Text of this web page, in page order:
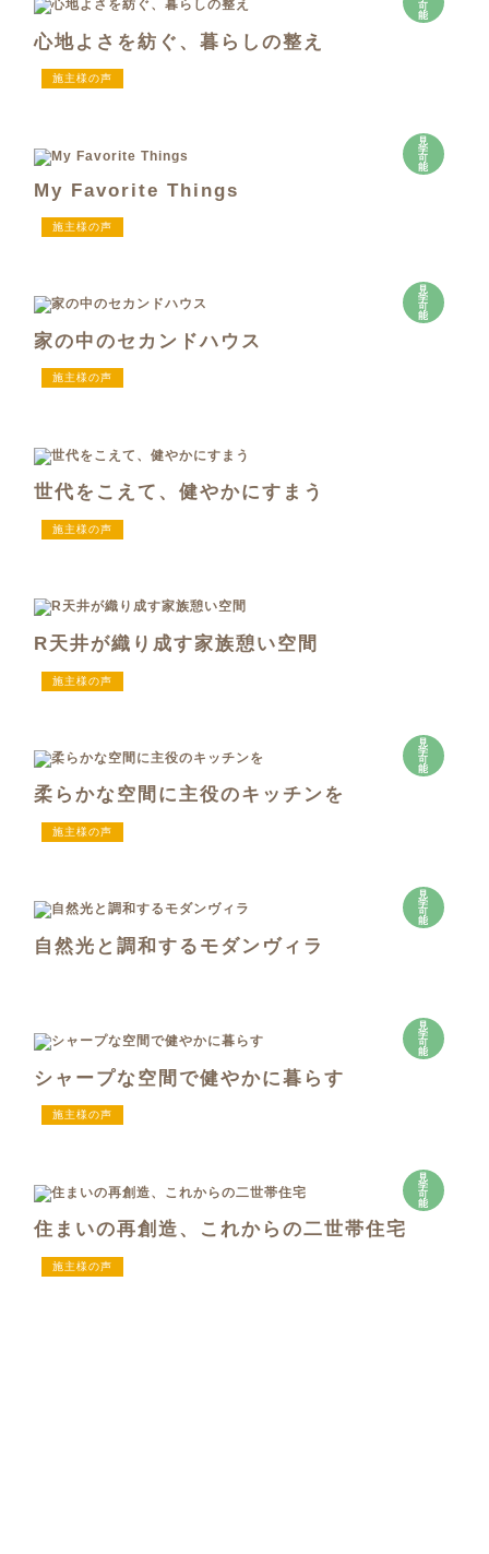
可
能
心地よさを紡ぐ、暮らしの整え
施主様の声
見
学
可
能
My Favorite Things
施主様の声
見
学
可
能
家の中のセカンドハウス
施主様の声
世代をこえて、健やかにすまう
施主様の声
R天井が織り成す家族憩い空間
施主様の声
見
学
可
能
柔らかな空間に主役のキッチンを
施主様の声
見
学
可
能
自然光と調和するモダンヴィラ
見
学
可
能
シャープな空間で健やかに暮らす
施主様の声
見
学
可
能
住まいの再創造、これからの二世帯住宅
施主様の声